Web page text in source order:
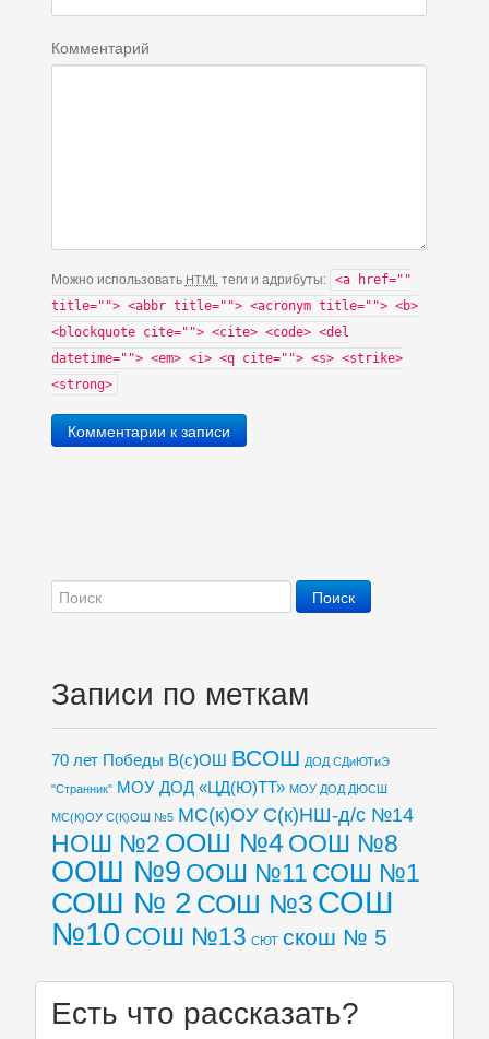
Комментарий
Можно использовать HTML теги и адрибуты: <a href=""
title=""> <abbr title=""> <acronym title=""> <b>
<blockquote cite=""> <cite> <code> <del
datetime=""> <em> <i> <q cite=""> <s> <strike>
<strong>
Комментарии к записи
Записи по меткам
70 лет Победы В(с)ОШ ВСОШ ДОД СДиЮТиЭ
"Странник" МОУ ДОД «ЦД(Ю)ТТ» МОУ ДОД ДЮСШ
МС(К)ОУ С(К)ОШ №5 МС(к)ОУ С(к)НШ-д/с №14
НОШ №2 ООШ №4ООШ №8
ООШ №9 ООШ №11 СОШ №1
СОШ № 2 СОШ №3 СОШ
№10 СОШ №13 СЮТ скош № 5
Есть что рассказать?